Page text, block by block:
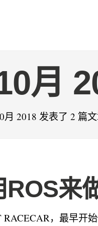
月
月 2018 发表了 2 篇
ROS来
RACECAR，最早开